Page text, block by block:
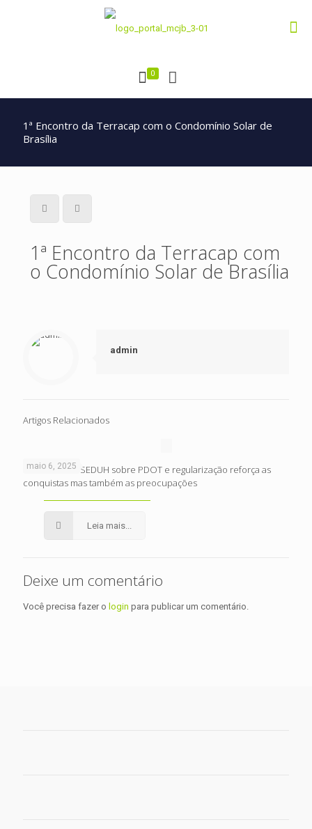
0
1ª Encontro da Terracap com o Condomínio Solar de
Brasília
1ª Encontro da Terracap com
o Condomínio Solar de Brasília
admin
Artigos Relacionados
maio 6, 2025
Reunião com SEDUH sobre PDOT e regularização reforça as
conquistas mas também as preocupações
Leia mais...
Deixe um comentário
Você precisa fazer o login para publicar um comentário.